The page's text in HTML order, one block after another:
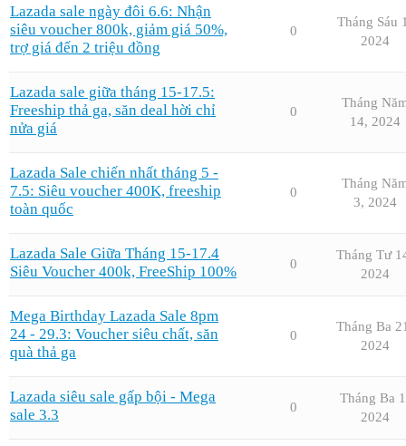
Lazada sale ngày đôi 6.6: Nhận
siêu voucher 800k, giảm giá 50%,
trợ giá đến 2 triệu đồng
0
Tháng Sáu
2024
Lazada sale giữa tháng 15-17.5:
Freeship thả ga, săn deal hời chỉ
nửa giá
0
Tháng
14, 2024
Lazada Sale chiến nhất tháng 5 -
7.5: Siêu voucher 400K, freeship
toàn quốc
0
Tháng
3, 2024
Lazada Sale Giữa Tháng 15-17.4
Siêu Voucher 400k, FreeShip 100%
0
Tháng Tư
2024
Mega Birthday Lazada Sale 8pm
24 - 29.3: Voucher siêu chất, săn
quà thả ga
0
Tháng Ba
2024
Lazada siêu sale gấp bội - Mega
sale 3.3
0
Tháng Ba
2024